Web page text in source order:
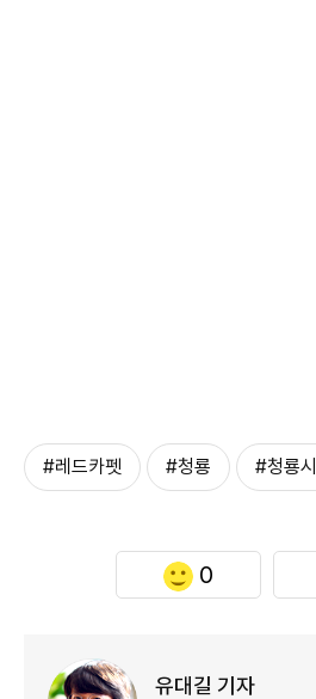
#레드카펫 #청룡 #청룡
0
유대길 기자